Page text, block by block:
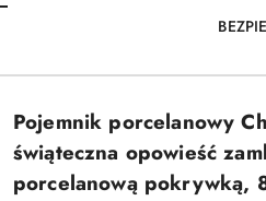
Pojemnik porcelanowy
świąteczna opowieść
porcelanową pokrywką,